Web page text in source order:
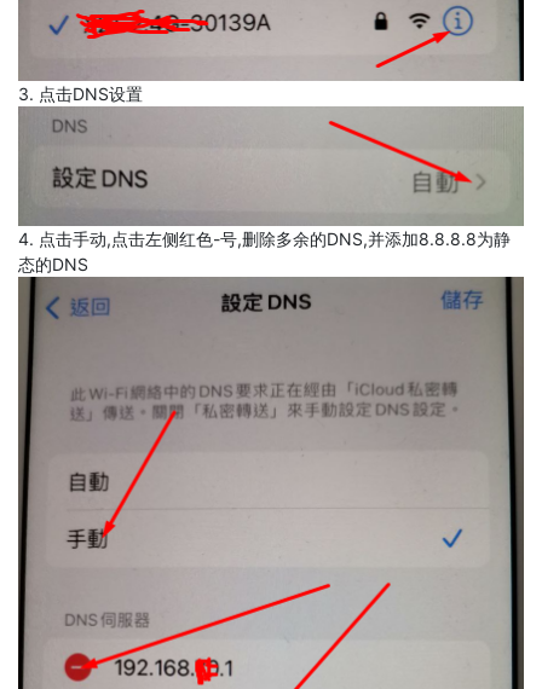
3. 点击DNS设置
4. 点击手动,点击左侧红色-号,删除多余的DNS,并添加8.8.8.8为静
态的DNS